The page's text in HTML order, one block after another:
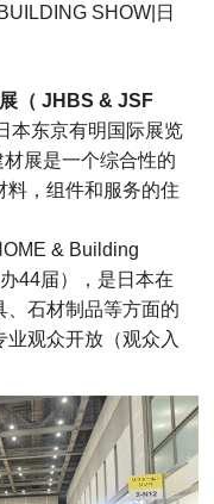
SHOW|日
（ JHBS & JSF
本东京有明国际展览
展是一个综合性的
料，组件和服务的住
& Building
44届），是日本在
、石材制品等方面的
观众开放（观众入